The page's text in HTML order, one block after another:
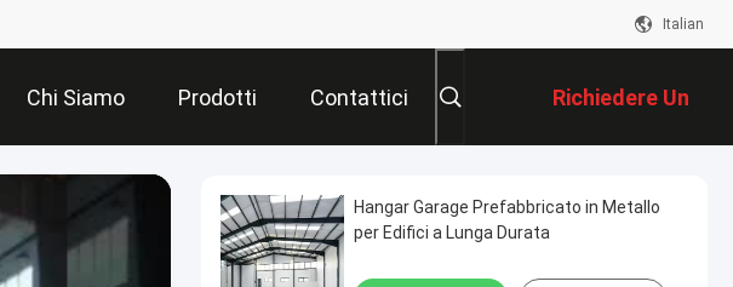
Italian
Chi Siamo Prodotti Contattici Richiedere Un
Preventivo
Hangar Garage Prefabbricato in Metallo
per Edifici a Lunga Durata